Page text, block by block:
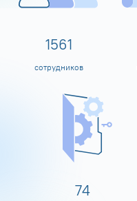
1600
сотрудников
80